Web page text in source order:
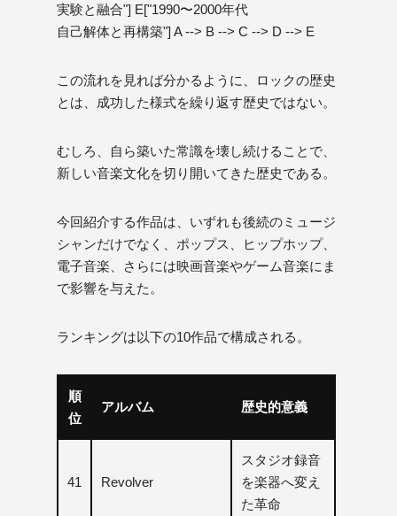
実験と融合"] E["1990〜2000年代
自己解体と再構築"] A --> B --> C --> D --> E
この流れを見れば分かるように、ロックの歴史
とは、成功した様式を繰り返す歴史ではない。
むしろ、自ら築いた常識を壊し続けることで、
新しい音楽文化を切り開いてきた歴史である。
今回紹介する作品は、いずれも後続のミュージ
シャンだけでなく、ポップス、ヒップホップ、
電子音楽、さらには映画音楽やゲーム音楽にま
で影響を与えた。
ランキングは以下の10作品で構成される。
順
位
アルバム 歴史的意義
41 Revolver
スタジオ録音
を楽器へ変え
た革命